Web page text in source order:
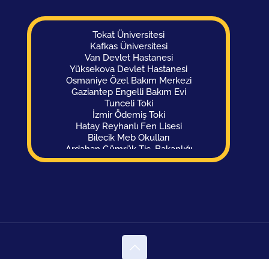
Tokat Üniversitesi
Kafkas Üniversitesi
Van Devlet Hastanesi
Yüksekova Devlet Hastanesi
Osmaniye Özel Bakım Merkezi
Gaziantep Engelli Bakım Evi
Tunceli Toki
İzmir Ödemiş Toki
Hatay Reyhanlı Fen Lisesi
Bilecik Meb Okulları
Ardahan Gümrük Tic. Bakanlığı
Hakkari Aile Sos. Politikalar İl Müdürlüğü
Malatya Polis Evi
Gürcistan Parlamento Binası
Antalya Ptt Şubesi